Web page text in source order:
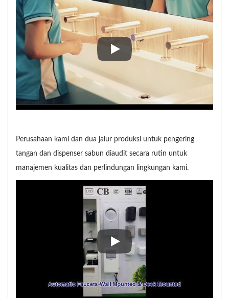
Hokwang adalah ahli dalam
Perusahaan kami dan dua jalur produksi untuk pengering
tangan dan dispenser sabun diaudit secara rutin untuk
manajemen kualitas dan perlindungan lingkungan kami.
Perusahaan kami dan dua